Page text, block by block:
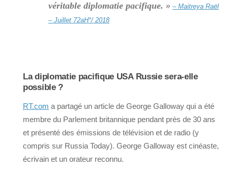
véritable diplomatie pacifique. » – Maitreya Raël
– Juillet 72aH*/ 2018
La diplomatie pacifique USA Russie sera-elle
possible ?
RT.com a partagé un article de George Galloway qui a été
membre du Parlement britannique pendant près de 30 ans
et présenté des émissions de télévision et de radio (y
compris sur Russia Today). George Galloway est cinéaste,
écrivain et un orateur reconnu.